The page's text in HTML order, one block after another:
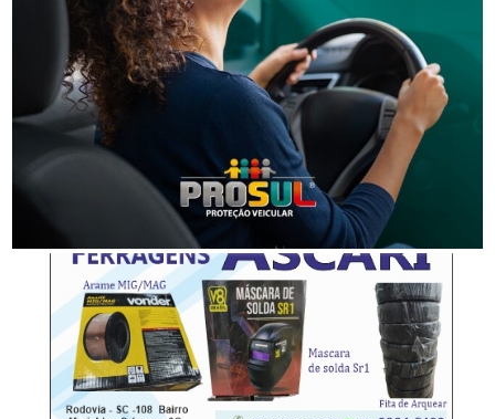
Segurança
Homem é preso por descumprir medida protetiva
em Urussanga
-Anúncio-